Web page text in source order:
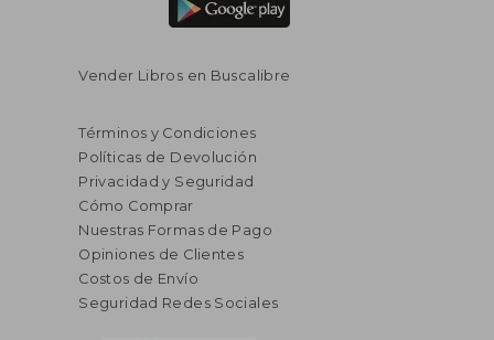
Vender Libros en Buscalibre
Términos y Condiciones
Políticas de Devolución
Privacidad y Seguridad
Cómo Comprar
Nuestras Formas de Pago
Opiniones de Clientes
Costos de Envío
Seguridad Redes Sociales